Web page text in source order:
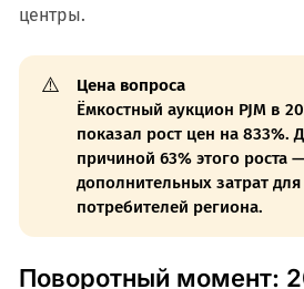
центры.
⚠️
Цена вопроса
Ёмкостный аукцион PJM в
показал рост цен на 833%.
причиной 63% этого роста
дополнительных затрат для
потребителей региона.
Поворотный момент: